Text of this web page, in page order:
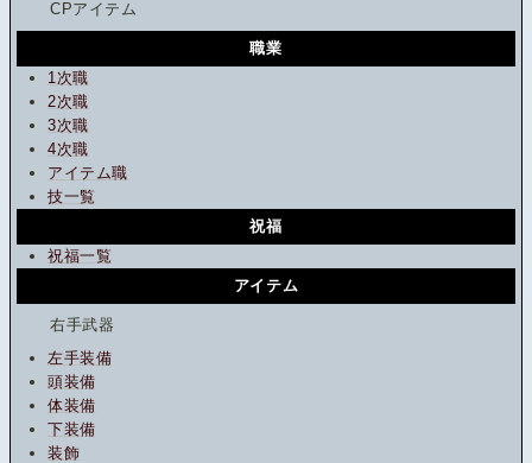
CPアイテム
職業
1次職
2次職
3次職
4次職
アイテム職
技一覧
祝福
祝福一覧
アイテム
右手武器
左手装備
頭装備
体装備
下装備
装飾